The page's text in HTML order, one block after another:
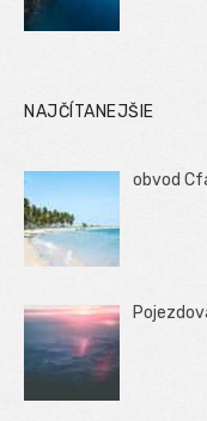
NAJČÍTANEJŠIE
obvod